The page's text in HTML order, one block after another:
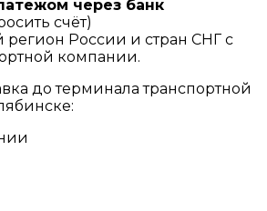
через банк
счёт)
регион России и стран СНГ с
компании.
до терминала транспортной